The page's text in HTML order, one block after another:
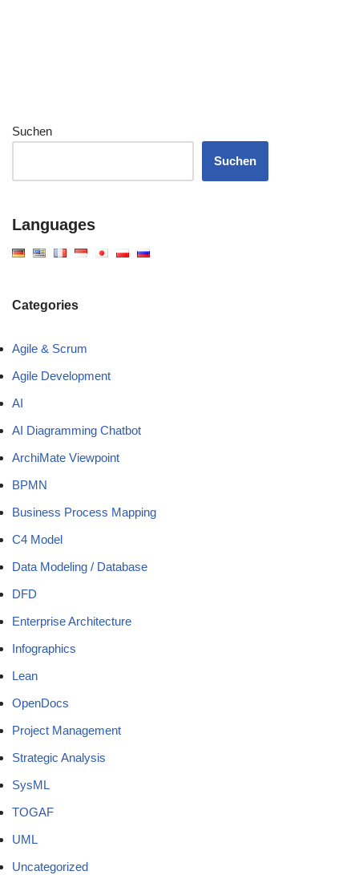
Suchen
Suchen
Languages
Categories
Agile & Scrum
Agile Development
AI
AI Diagramming Chatbot
ArchiMate Viewpoint
BPMN
Business Process Mapping
C4 Model
Data Modeling / Database
DFD
Enterprise Architecture
Infographics
Lean
OpenDocs
Project Management
Strategic Analysis
SysML
TOGAF
UML
Uncategorized